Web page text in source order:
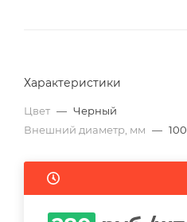
Характеристики
Цвет — Черный
Внешний диаметр, мм — 100